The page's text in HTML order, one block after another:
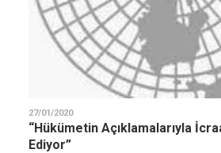
27/01/2020
“Hükümetin Açıklamalarıyla
Ediyor”